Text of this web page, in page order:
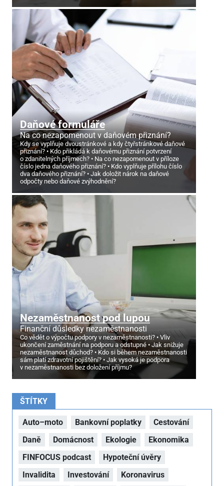
Daňové formuláře
Na co nezapomenout v daňovém přiznání?
Kdy se vyplňuje dvoustránkové a kdy čtyřstránkové daňové
přiznání?
Kdo přikládá k daňovému přiznání potvrzení
o zdanitelných příjmech?
Na co nezapomenout v příloze
číslo jedna daňového přiznání?
Kdo vyplňuje přílohu číslo
dva daňového přiznání?
Jak doložit nárok na daňové
odpočty nebo daňové zvýhodnění?
Nezaměstnanost pod lupou
Finanční důsledky nezaměstnanosti
Co vědět o výpočtu podpory v nezaměstnanosti?
Vliv
ukončení zaměstnání na podporu a odstupné
Jak snižuje
nezaměstnanost důchod?
Kdo si během nezaměstnanosti
sám platí zdravotní pojištění?
Jak vysoká je podpora
v nezaměstnanosti bez doložení příjmu?
ŠTÍTKY
Auto–moto Bankovní poplatky
Cestování
Daně
Domácnost Ekologie
Ekonomika
FINFOCUS podcast
Hypoteční úvěry
Invalidita
Investování Koronavirus